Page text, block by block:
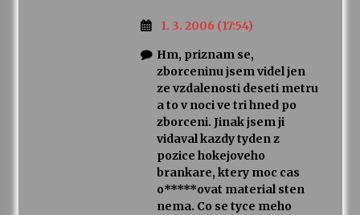
1. 3. 2006 (17:54)
Hm, priznam se,
zborceninu jsem videl jen
ze vzdalenosti deseti metru
a to v noci ve tri hned po
zborceni. Jinak jsem ji
vidaval kazdy tyden z
pozice hokejoveho
brankare, ktery moc cas
o*****ovat material sten
nema. Co se tyce meho